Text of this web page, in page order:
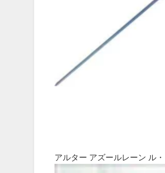
アルター アズールレーン ル